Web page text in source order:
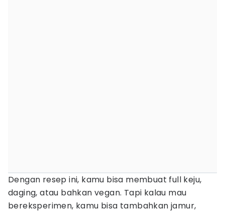
Dengan resep ini, kamu bisa membuat full keju,
daging, atau bahkan vegan. Tapi kalau mau
bereksperimen, kamu bisa tambahkan jamur,